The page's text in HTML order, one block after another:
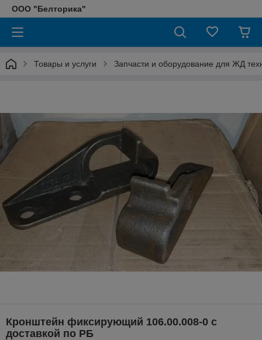
ООО "Белторика"
Товары и услуги Запчасти и оборудование для ЖД
Кронштейн фиксирующий 106.00.008-0 с
доставкой по РБ